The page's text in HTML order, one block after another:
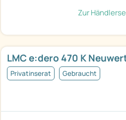
Zur
LMC e:dero 470 K
Privatinserat Gebraucht